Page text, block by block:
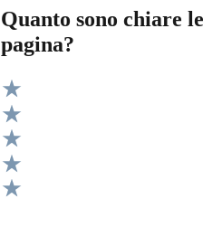
Quanto sono chiare
pagina?
Valuta 5 stelle su 5
Valuta 4 stelle su 5
Valuta 3 stelle su 5
Valuta 2 stelle su 5